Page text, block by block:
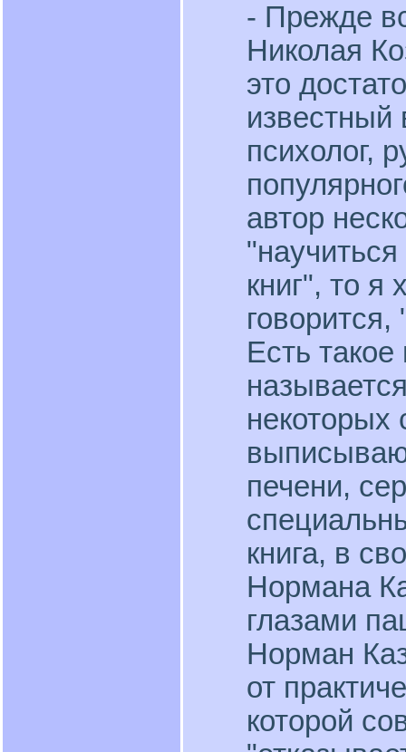
- Прежде
Николая
это
известный
психолог,
автор
книг", то я
Есть
некоторых
печени,
книга, в
Нормана
глазами
Норман
от
которой